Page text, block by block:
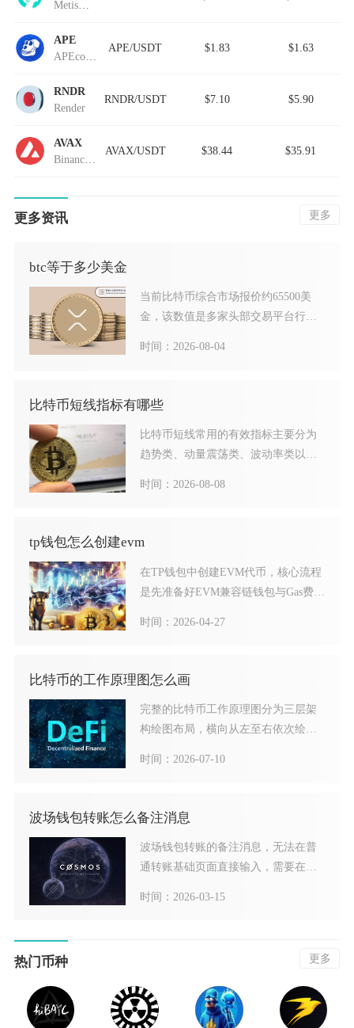
APE
APE/USDT $1.83 $1.63
RNDR
Render
RNDR/USDT $7.10 $5.90
AVAX
AVAX/USDT $38.44 $35.91
更多资讯 更多
btc等于多少美金
当前比特币综合市场报价约65500美
金，该数值是多家头部交易平台行情
时间：2026-08-04
比特币短线指标有哪些
比特币短线常用的有效指标主要分为
趋势类、动量震荡类、波动率类以及
时间：2026-08-08
tp钱包怎么创建evm
在TP钱包中创建EVM代币，核心流程
是先准备好EVM兼容链钱包与Gas费，
时间：2026-04-27
比特币的工作原理图怎么画
完整的比特币工作原理图分为三层架
构绘图布局，横向从左至右依次绘制
时间：2026-07-10
波场钱包转账怎么备注消息
波场钱包转账的备注消息，无法在普
通转账基础页面直接输入，需要在高
时间：2026-03-15
热门币种 更多